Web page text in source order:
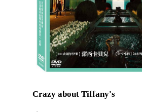
Crazy about Tiffany's